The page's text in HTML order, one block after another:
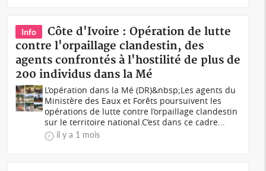
Info
Côte d'Ivoire : Opération de lutte
contre l'orpaillage clandestin, des
agents confrontés à l'hostilité de plus de
200 individus dans la Mé
L’opération dans la Mé (DR)&nbsp;Les agents du
Ministère des Eaux et Forêts poursuivent les
opérations de lutte contre l’orpaillage clandestin
sur le territoire national.C’est dans ce cadre...
il y a 1 mois